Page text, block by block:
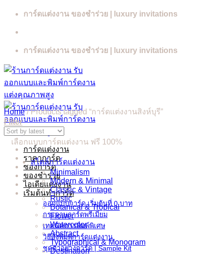
Skip
การ์ดแต่งงาน ของชำร่วย | luxury invitations
การ์ดแต่งงาน ของชำร่วย | luxury invitations
การ์ดแต่งงาน
ราคาการ์ด
ซองการ์ด
ของชำร่วย
ไอเดียแต่งงาน
เริ่มต้นทำการ์ด
ออกแบบการ์ด เริ่มต้นที่ 0 บาท
กระดาษการ์ดพรีเมี่ยม
เทคนิคการพิมพ์พิเศษ
วิธีสั่งพิมพ์การ์ดแต่งงาน
ชุดตัวอย่างการ์ด | Sample Kit
Home /Products tagged “การ์ดแต่งงานสิงห์บุรี”
Filter
เลือกแบบการ์ดแต่งงาน ฟรี 100%
สไตล์การ์ดแต่งงาน
Minimalism
Modern & Minimal
Classic & Vintage
Rustic
Botanical & Tropical
Flower
Watercolor
Abstract
Typographical & Monogram
Destination